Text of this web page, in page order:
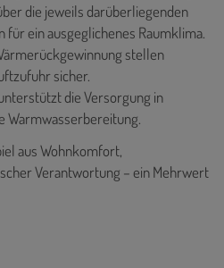
die jeweils darüberliegenden
für ein ausgeglichenes Raumklima.
stellen
sicher.
die Versorgung in
Warmwasserbereitung.
aus Wohnkomfort,
Verantwortung – ein Mehrwert